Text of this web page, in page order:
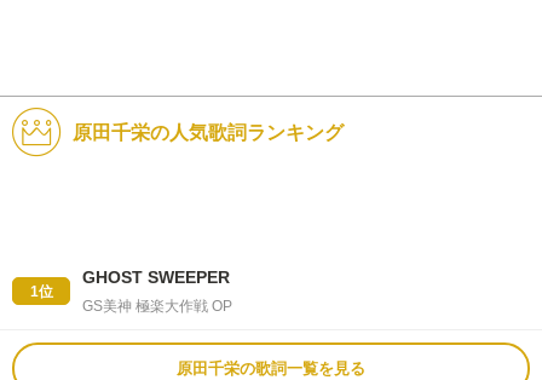
原田千栄の人気歌詞ランキング
1位
GHOST SWEEPER
GS美神 極楽大作戦 OP
原田千栄の歌詞一覧を見る